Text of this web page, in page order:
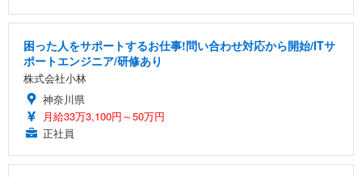
困った人をサポートするお仕事!問い合わせ対応から開始/ITサ
ポートエンジニア/研修あり
株式会社小林
神奈川県
月給33万3,100円～50万円
正社員